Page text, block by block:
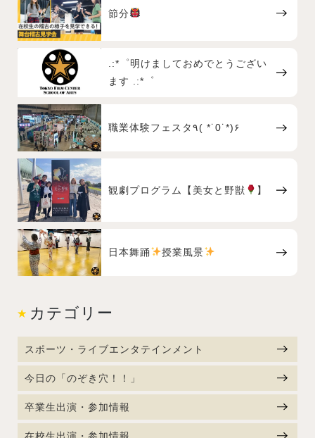
節分
.:*゜明けましておめでとうござい
ます .:*゜
職業体験フェスタ٩( *˙0˙*)۶
観劇プログラム【美女と野獣 】
日本舞踊 授業風景
カテゴリー
スポーツ・ライブエンタテインメント
今日の「のぞき穴！！」
卒業生出演・参加情報